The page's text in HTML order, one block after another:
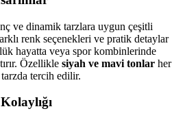
ve dinamik tarzlara uygun çeşitli
renk seçenekleri ve pratik detaylar
hayatta veya spor kombinlerinde
Özellikle siyah ve mavi tonlar her
tercih edilir.